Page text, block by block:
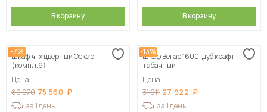
В корзину В корзину
-7%
Шкаф 4-х дверный Оскар
(компл.9)
Цена
80 970 75 560
за 1 день
-13%
Шкаф Вегас 1600, дуб крафт
табачный
Цена
31 911 27 922
за 1 день